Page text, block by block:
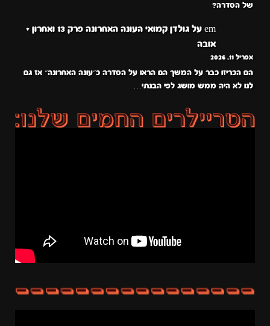
של הסדרה?
em על
גולדן קמואי העונה האחרונה פרק 13 ואחרון +
אובה
אפריל 11, 2026
הם הכריזו כבר על המשך הם הראו על הסדרה כ״עונה האחרונה״ אז גם
לנו לא היה ממש מושג לפי הבנתי…